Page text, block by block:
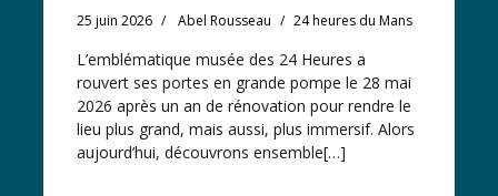
25 juin 2026 Abel Rousseau 24 heures du Mans
L’emblématique musée des 24 Heures a
rouvert ses portes en grande pompe le 28 mai
2026 après un an de rénovation pour rendre le
lieu plus grand, mais aussi, plus immersif. Alors
aujourd’hui, découvrons ensemble[…]